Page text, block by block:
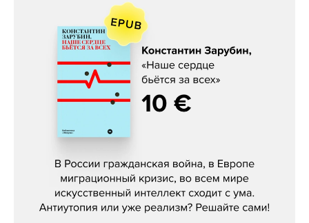
Константин Зарубин, «Наше сердце